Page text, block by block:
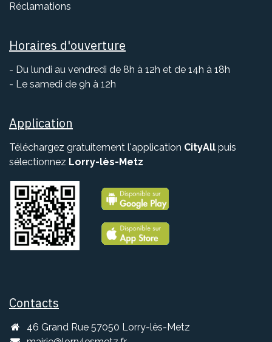
Réclamations
Horaires d'ouverture
- Du lundi au vendredi de 8h à 12h et de 14h à 18h
- Le samedi de 9h à 12h
Application
Téléchargez gratuitement l'application CityAll puis
sélectionnez Lorry-lès-Metz
Contacts
46 Grand Rue 57050 Lorry-lès-Metz